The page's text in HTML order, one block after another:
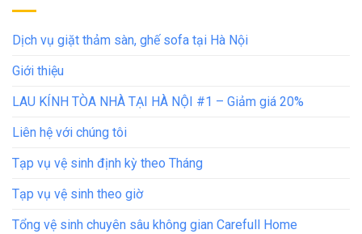
Dịch vụ giặt thảm sàn, ghế sofa tại Hà Nội
Giới thiệu
LAU KÍNH TÒA NHÀ TẠI HÀ NỘI #1 – Giảm giá 20%
Liên hệ với chúng tôi
Tạp vụ vệ sinh định kỳ theo Tháng
Tạp vụ vệ sinh theo giờ
Tổng vệ sinh chuyên sâu không gian Carefull Home